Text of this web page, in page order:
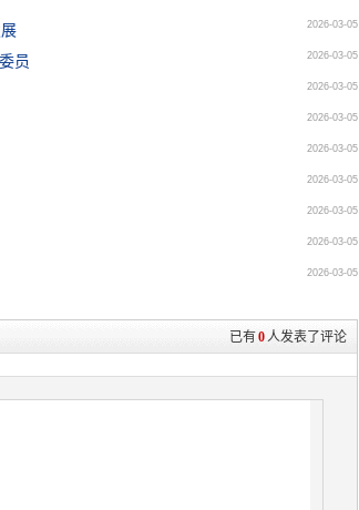
2026-03-05
员 2026-03-05
2026-03-05
2026-03-05
2026-03-05
2026-03-05
2026-03-05
2026-03-05
2026-03-05
已有0人发表了评论